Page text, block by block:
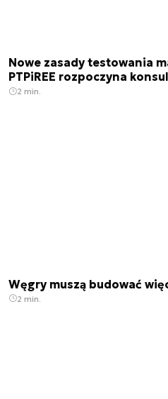
Nowe zasady testowania
PTPiREE rozpoczyna
2 min.
Węgry muszą budować
2 min.